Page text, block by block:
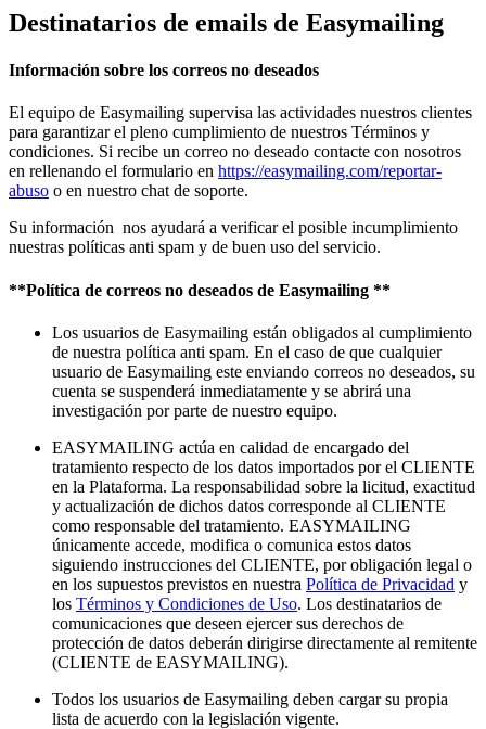
Destinatarios de emails de Easymailing
Información sobre los correos no deseados
El equipo de Easymailing supervisa las actividades nuestros clientes
para garantizar el pleno cumplimiento de nuestros Términos y
condiciones. Si recibe un correo no deseado contacte con nosotros
en rellenando el formulario en https://easymailing.com/reportar-
abuso o en nuestro chat de soporte.
Su información nos ayudará a verificar el posible incumplimiento
nuestras políticas anti spam y de buen uso del servicio.
**Política de correos no deseados de Easymailing **
Los usuarios de Easymailing están obligados al cumplimiento
de nuestra política anti spam. En el caso de que cualquier
usuario de Easymailing este enviando correos no deseados, su
cuenta se suspenderá inmediatamente y se abrirá una
investigación por parte de nuestro equipo.
EASYMAILING actúa en calidad de encargado del
tratamiento respecto de los datos importados por el CLIENTE
en la Plataforma. La responsabilidad sobre la licitud, exactitud
y actualización de dichos datos corresponde al CLIENTE
como responsable del tratamiento. EASYMAILING
únicamente accede, modifica o comunica estos datos
siguiendo instrucciones del CLIENTE, por obligación legal o
en los supuestos previstos en nuestra Política de Privacidad y
los Términos y Condiciones de Uso. Los destinatarios de
comunicaciones que deseen ejercer sus derechos de
protección de datos deberán dirigirse directamente al remitente
(CLIENTE de EASYMAILING).
Todos los usuarios de Easymailing deben cargar su propia
lista de acuerdo con la legislación vigente.